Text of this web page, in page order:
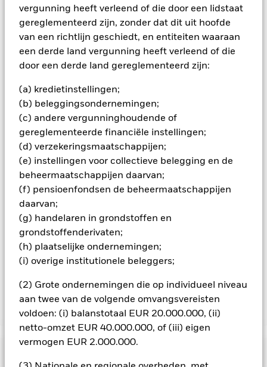
vergunning heeft verleend of die door een lidstaat
gereglementeerd zijn, zonder dat dit uit hoofde
van een richtlijn geschiedt, en entiteiten waaraan
een derde land vergunning heeft verleend of die
door een derde land gereglementeerd zijn:
(a) kredietinstellingen;
(b) beleggingsondernemingen;
(c) andere vergunninghoudende of
gereglementeerde financiële instellingen;
(d) verzekeringsmaatschappijen;
(e) instellingen voor collectieve belegging en de
beheermaatschappijen daarvan;
(f) pensioenfondsen de beheermaatschappijen
daarvan;
(g) handelaren in grondstoffen en
grondstoffenderivaten;
(h) plaatselijke ondernemingen;
(i) overige institutionele beleggers;
(2) Grote ondernemingen die op individueel niveau
aan twee van de volgende omvangsvereisten
voldoen: (i) balanstotaal EUR 20.000.000, (ii)
netto-omzet EUR 40.000.000, of (iii) eigen
vermogen EUR 2.000.000.
Alle aandelenklassen met valutahedging van dit fonds
gebruiken derivaten om valutarisico's af te dekken. Het
gebruik van derivaten voor een aandelenklasse kan een
potentieel besmettingsrisico (ook bekend als spill-over) voor
andere aandelenklassen in het fonds betekenen. De
beheermaatschappij van het fonds waarborgt dat er
besmettingsrisico voor andere aandelenklassen te
minimaliseren. Via het uitklapvakje direct onder de naam van
het fonds, kunt u een lijst van alle aandelenklassen in het
fonds bekijken – aandelenklassen met valutahedging worden
aangegeven door het woord 'Hedged' in de naam van de
aandelenklasse. Daarnaast is een volledige lijst van alle
aandelenklassen met valutahedging op aanvraag
verkrijgbaar bij de beheermaatschappij van het fonds.
In de mate waarin het Fonds effecten uitleent om zijn kosten
verbonden inkomsten en komen de resterende 37,5% ten
goede aan BlackRock als effectenuitleenagent. Aangezien de
verdeling van opbrengsten uit effectenleningen de
exploitatiekosten van het Fonds niet verhoogt, is deze niet in
Toon minder
BGF Global Allocation Fund